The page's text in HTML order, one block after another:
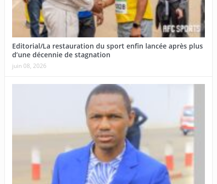
Editorial/La restauration du sport enfin lancée après plus
d’une décennie de stagnation
juin 08, 2026